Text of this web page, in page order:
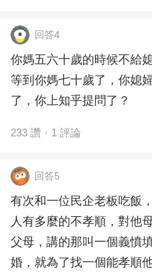
回答4
你媽五六十歲的時候不給
等到你媽七十歲了，你媳
了，你上知乎提問了？
233 讚 · 1 評論
回答5
有次和一位民企老板吃飯
人有多麼的不孝順，對他
父母，講的那叫一個義憤
婚，就為了找一個能孝順